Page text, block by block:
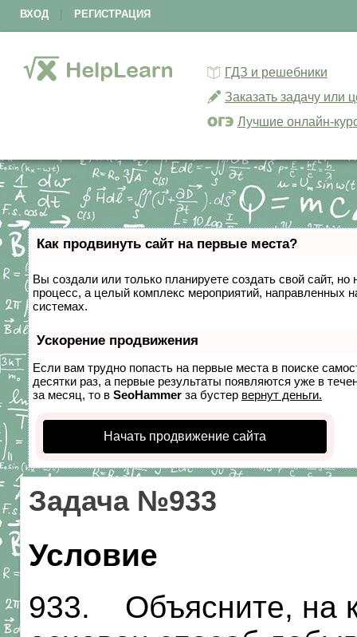
ВХОД РЕГИСТРАЦИЯ
ГДЗ и решебники
Заказать задачу или
Лучшие онлайн-
Как продвинуть сайт на первые места?
Вы создали или только планируете создать свой сайт,
процесс, а целый комплекс мероприятий, направленных
системах.
Ускорение продвижения
Если вам трудно попасть на первые места в поиске
десятки раз, а первые результаты появляются уже в
за месяц, то в SeoHammer за бустер вернут деньги.
Начать продвижение сайта
Задача №933
Условие
933. Объясните, на